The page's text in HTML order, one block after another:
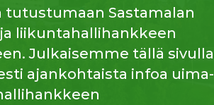
tutustumaan Sastamalan
liikuntahallihankkeen
Julkaisemme tällä sivulla
ajankohtaista infoa uima-